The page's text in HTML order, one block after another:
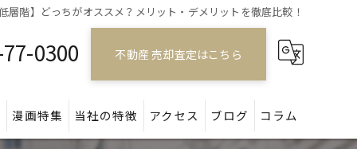
階】どっちがオススメ？メリット・デメリットを徹底比較！
0300 不動産 売却査定はこちら
漫画特集 当社の特徴 アクセス ブログ コラム